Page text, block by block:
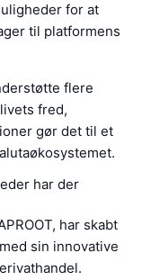
for at
til platformens
flere
fred,
gør det til et
har der
har skabt
sin innovative